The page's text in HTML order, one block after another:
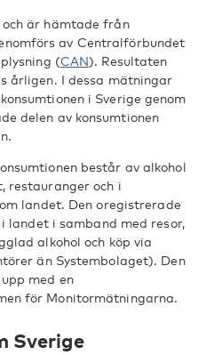
är hämtade från
av Centralförbundet
(CAN). Resultaten
årligen. I dessa mätningar
i Sverige genom
delen av konsumtionen
består av alkohol
restauranger och i
landet. Den oregistrerade
landet i samband med resor,
alkohol och köp via
än Systembolaget). Den
med en
för Monitormätningarna.
Sverige